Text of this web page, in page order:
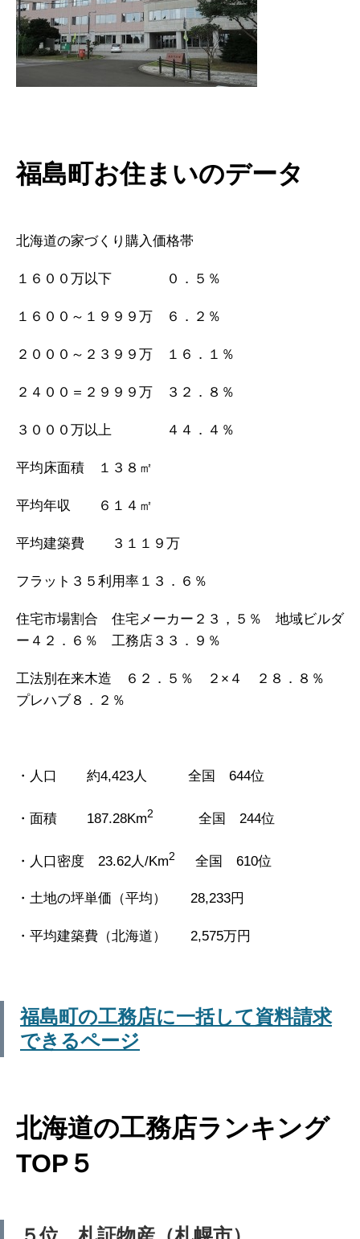
福島町お住まいのデータ
北海道の家づくり購入価格帯
１６００万以下 ０．５％
１６００～１９９９万 ６．２％
２０００～２３９９万 １６．１％
２４００＝２９９９万 ３２．８％
３０００万以上 ４４．４％
平均床面積 １３８㎡
平均年収 ６１４㎡
平均建築費 ３１１９万
フラット３５利用率１３．６％
住宅市場割合 住宅メーカー２３，５％ 地域ビルダ
ー４２．６％ 工務店３３．９％
工法別在来木造 ６２．５％ ２×４ ２８．８％
プレハブ８．２％
・人口 約4,423人 全国 644位
・面積 187.28Km2 全国 244位
・人口密度 23.62人/Km2 全国 610位
・土地の坪単価（平均） 28,233円
・平均建築費（北海道） 2,575万円
福島町の工務店に一括して資料請求
できるページ
北海道の工務店ランキング
TOP５